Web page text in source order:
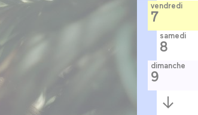
vendredi
7
samedi
8
dimanche
9
Semaine
suivante